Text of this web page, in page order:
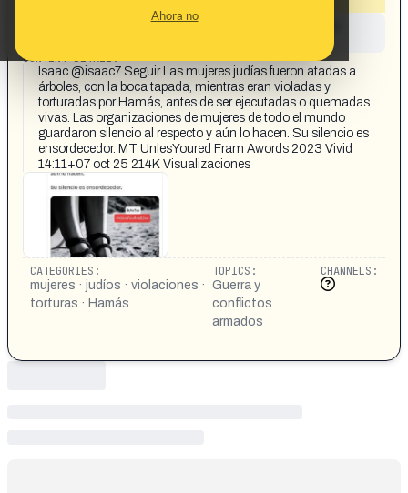
Ahora no
This content has not yet been investigated by the
CONTENT DETAIL:
Isaac @isaac7 Seguir Las mujeres judías fueron atadas a
árboles, con la boca tapada, mientras eran violadas y
torturadas por Hamás, antes de ser ejecutadas o quemadas
vivas. Las organizaciones de mujeres de todo el mundo
guardaron silencio al respecto y aún lo hacen. Su silencio es
ensordecedor. MT UnlesYoured Fram Awords 2023 Vivid
14:11+07 oct 25 214K Visualizaciones
CATEGORIES:
mujeres · judíos · violaciones ·
torturas · Hamás
TOPICS:
Guerra y
conflictos
armados
CHANNELS: